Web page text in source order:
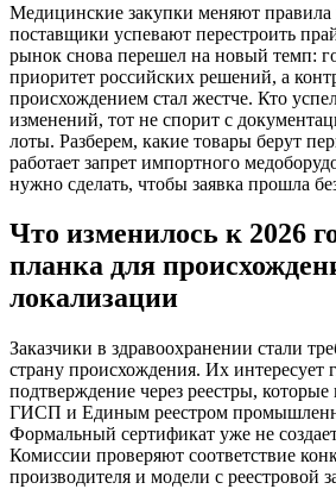
Медицинские закупки меняют
поставщики успевают перестроить
рынок снова перешел на новый темп:
приоритет российских решений, а
происхождением стал жестче. Кто
изменений, тот не спорит с
лоты. Разберем, какие товары берут
работает запрет импортного
нужно сделать, чтобы заявка прошла
Что изменилось к 2026
планка для
локализации
Заказчики в здравоохранении стали
страну происхождения. Их интересует
подтверждение через реестры,
ГИСП и Единым реестром
Формальный сертификат уже не
Комиссии проверяют соответствие
производителя и модели с реестровой